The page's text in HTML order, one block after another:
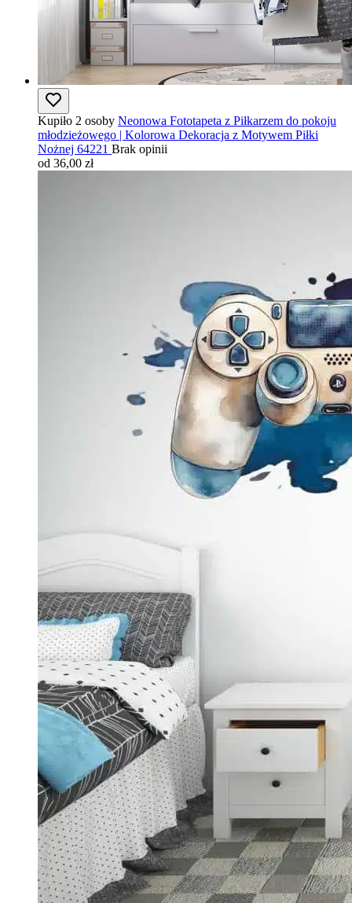
Kupiło 2 osoby Neonowa Fototapeta z Piłkarzem do pokoju
młodzieżowego | Kolorowa Dekoracja z Motywem Piłki
Nożnej 64221 Brak opinii
od 36,00 zł